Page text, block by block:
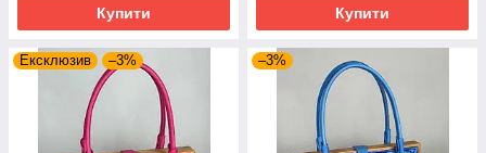
Купити Купити
Ексклюзив –3% –3%